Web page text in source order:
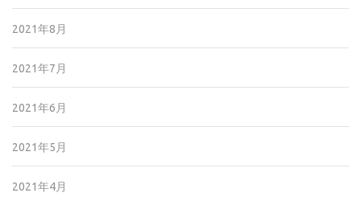
2021年8月
2021年7月
2021年6月
2021年5月
2021年4月